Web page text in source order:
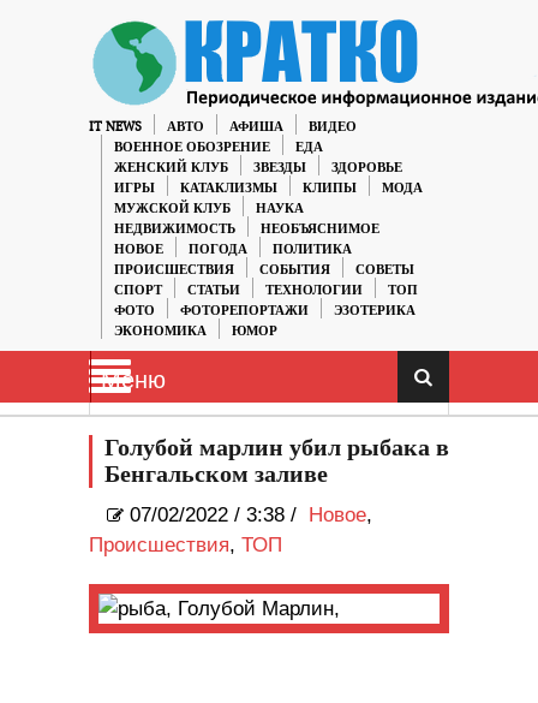
IT NEWS АВТО АФИША
ВИДЕО
ВОЕННОЕ ОБОЗРЕНИЕ
ЕДА
ЖЕНСКИЙ КЛУБ
ЗВЕЗДЫ
ЗДОРОВЬЕ
ИГРЫ
КАТАКЛИЗМЫ КЛИПЫ
МОДА
МУЖСКОЙ КЛУБ
НАУКА
НЕДВИЖИМОСТЬ
НЕОБЪЯСНИМОЕ
НОВОЕ
ПОГОДА
ПОЛИТИКА
ПРОИСШЕСТВИЯ
СОБЫТИЯ
СОВЕТЫ
СПОРТ
СТАТЬИ ТЕХНОЛОГИИ
ТОП
ФОТО
ФОТОРЕПОРТАЖИ
ЭЗОТЕРИКА
ЭКОНОМИКА
ЮМОР
Меню
Голубой марлин убил рыбака в
Бенгальском заливе
07/02/2022 / 3:38 / Новое,
Происшествия, ТОП